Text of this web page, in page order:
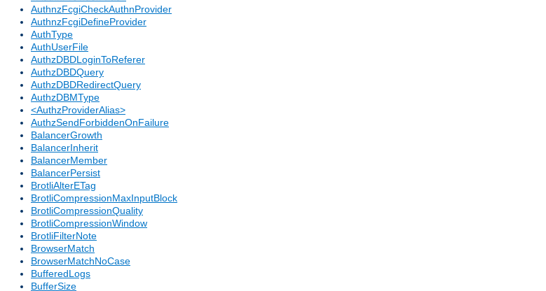
AuthnzFcgiCheckAuthnProvider
AuthnzFcgiDefineProvider
AuthType
AuthUserFile
AuthzDBDLoginToReferer
AuthzDBDQuery
AuthzDBDRedirectQuery
AuthzDBMType
<AuthzProviderAlias>
AuthzSendForbiddenOnFailure
BalancerGrowth
BalancerInherit
BalancerMember
BalancerPersist
BrotliAlterETag
BrotliCompressionMaxInputBlock
BrotliCompressionQuality
BrotliCompressionWindow
BrotliFilterNote
BrowserMatch
BrowserMatchNoCase
BufferedLogs
BufferSize